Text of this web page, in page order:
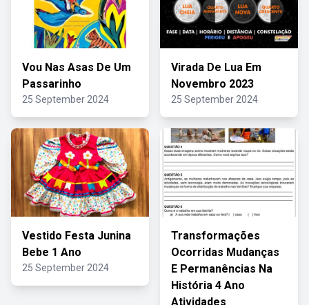
Vou Nas Asas De Um
Passarinho
25 September 2024
Virada De Lua Em
Novembro 2023
25 September 2024
Vestido Festa Junina
Bebe 1 Ano
25 September 2024
Transformações
Ocorridas Mudanças
E Permanências Na
História 4 Ano
Atividades